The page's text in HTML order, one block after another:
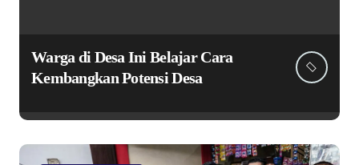
Warga di Desa Ini Belajar Cara
Kembangkan Potensi Desa